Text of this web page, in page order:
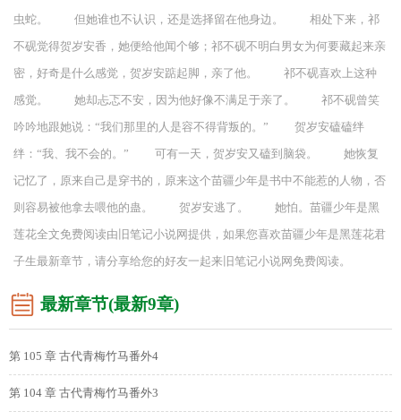
虫蛇。 但她谁也不认识，还是选择留在他身边。 相处下来，祁
不砚觉得贺岁安香，她便给他闻个够；祁不砚不明白男女为何要藏起来亲
密，好奇是什么感觉，贺岁安踮起脚，亲了他。 祁不砚喜欢上这种
感觉。 她却忐忑不安，因为他好像不满足于亲了。 祁不砚曾笑
吟吟地跟她说：“我们那里的人是容不得背叛的。” 贺岁安磕磕绊
绊：“我、我不会的。” 可有一天，贺岁安又磕到脑袋。 她恢复
记忆了，原来自己是穿书的，原来这个苗疆少年是书中不能惹的人物，否
则容易被他拿去喂他的蛊。 贺岁安逃了。 她怕。苗疆少年是黑
莲花全文免费阅读由旧笔记小说网提供，如果您喜欢苗疆少年是黑莲花君
子生最新章节，请分享给您的好友一起来旧笔记小说网免费阅读。
最新章节(最新9章)
第 105 章 古代青梅竹马番外4
第 104 章 古代青梅竹马番外3